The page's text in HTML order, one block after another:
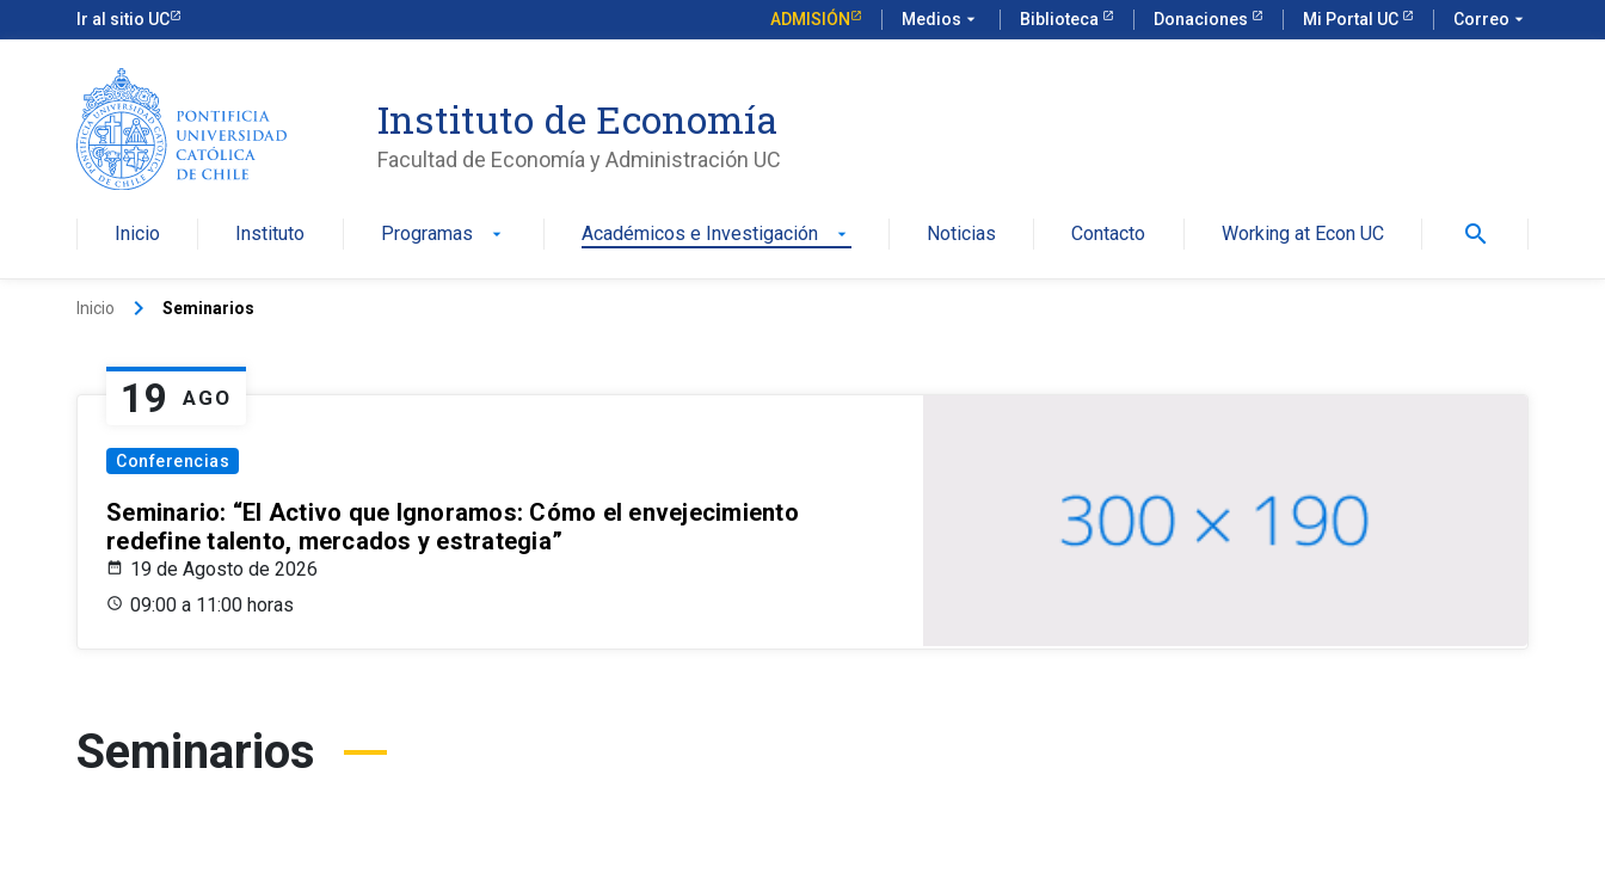
Ir al sitio UC ADMISIÓN Medios arrow_drop_down Biblioteca Donaciones Mi Portal UC Correo arrow_drop_down
Instituto de Economía
Facultad de Economía y Administración UC
Inicio Instituto Programas arrow_drop_down Académicos e Investigación arrow_drop_down Noticias Contacto Working at Econ UC search
Inicio keyboard_arrow_right Seminarios
19 AGO
Conferencias
Seminario: “El Activo que Ignoramos: Cómo el envejecimiento
redefine talento, mercados y estrategia”
19 de Agosto de 2026
09:00 a 11:00 horas
Seminarios